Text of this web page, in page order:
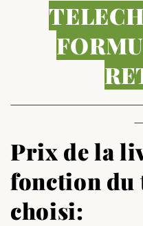
Prix de la
fonction
choisi: